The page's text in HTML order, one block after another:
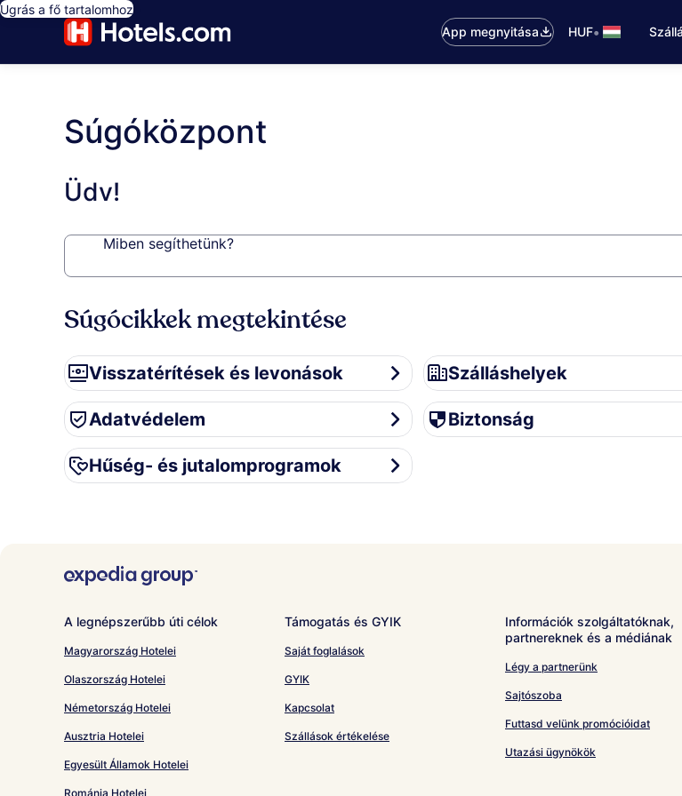
Ugrás a fő tartalomhoz
App megnyitása
HUF•
Súgóközpont
Üdv!
Miben segíthetünk?
Súgócikkek megtekintése
Visszatérítések és levonások
Visszatérítések és levonások Szálláshelyek
Szálláshelyek
Adatvédelem
Adatvédelem Biztonság
Biztonság
Hűség- és jutalomprogramok
Hűség- és jutalomprogramok
A legnépszerűbb úti célok
Magyarország Hotelei
Olaszország Hotelei
Németország Hotelei
Ausztria Hotelei
Egyesült Államok Hotelei
Románia Hotelei
Támogatás és GYIK
Saját foglalások
GYIK
Kapcsolat
Szállások értékelése
Információk szolgáltatóknak,
partnereknek és a médiának
Légy a partnerünk
Sajtószoba
Futtasd velünk promócióidat
Utazási ügynökök